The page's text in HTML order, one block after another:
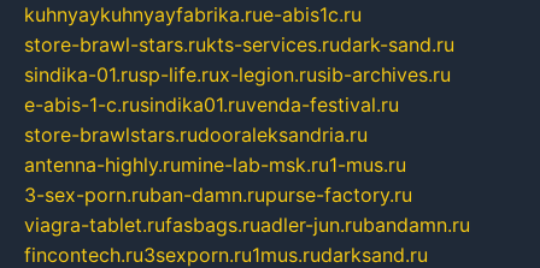
kuhnyaykuhnyayfabrika.rue-abis1c.ru
store-brawl-stars.rukts-services.rudark-sand.ru
sindika-01.rusp-life.rux-legion.rusib-archives.ru
e-abis-1-c.rusindika01.ruvenda-festival.ru
store-brawlstars.rudooraleksandria.ru
antenna-highly.rumine-lab-msk.ru1-mus.ru
3-sex-porn.ruban-damn.rupurse-factory.ru
viagra-tablet.rufasbags.ruadler-jun.rubandamn.ru
fincontech.ru3sexporn.ru1mus.rudarksand.ru